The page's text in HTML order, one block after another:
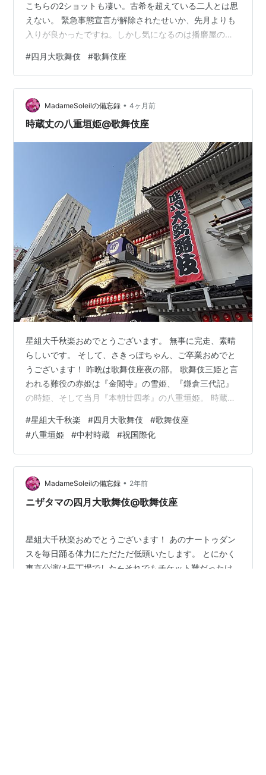
こちらの2ショットも凄い。古希を超えている二人とは思
えない。 緊急事態宣言が解除されたせいか、先月よりも
入りが良かったですね。しかし気になるのは播磨屋の容
#四月大歌舞伎 #歌舞伎座
MadameSoleilの備忘録 • 4ヶ月前
時蔵丈の八重垣姫@歌舞伎座
星組大千秋楽おめでとうございます。 無事に完走、素晴
らしいです。 そして、さきっぽちゃん、ご卒業おめでと
うございます！ 昨晩は歌舞伎座夜の部。 歌舞伎三姫と言
われる難役の赤姫は『金閣寺』の雪姫、『鎌倉三代記』
の時姫、そして当月『本朝廿四孝』の八重垣姫。 時蔵丈
いて、勝頼の掛け軸に向かって祈っている後ろ姿だけで
姫のオーラが伝わってきます。 一度も会ったことのない
許婚に恋する八重垣姫の切なさ、そして絵姿そっくりの
庭師（実は勝頼）に恋する姫の熱情、初役とは思えない
八重垣姫でした。 犬丸先生のFBから↓ お父上の萬壽丈の
思い入れが時蔵丈に伝承されて…
#星組大千秋楽 #四月大歌舞伎 #歌舞伎座
#八重垣姫 #中村時蔵 #祝国際化
MadameSoleilの備忘録 • 2年前
ニザタマの四月大歌舞伎@歌舞伎座